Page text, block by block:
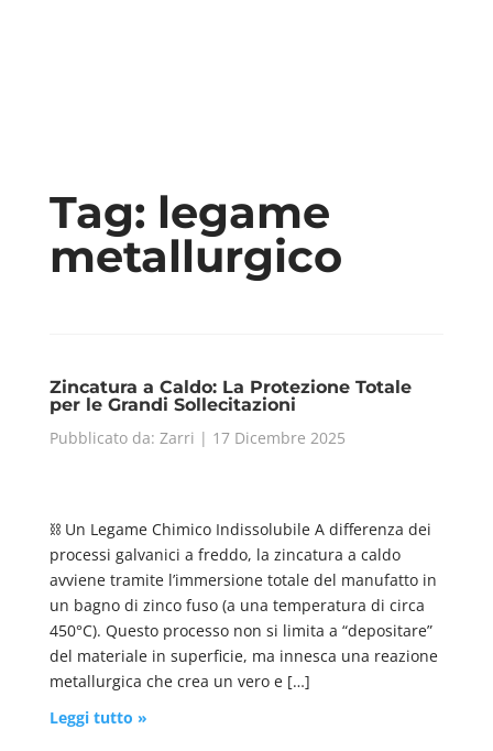
Tag: legame
metallurgico
Zincatura a Caldo: La Protezione Totale
per le Grandi Sollecitazioni
Pubblicato da: Zarri | 17 Dicembre 2025
⛓️ Un Legame Chimico Indissolubile A differenza dei
processi galvanici a freddo, la zincatura a caldo
avviene tramite l’immersione totale del manufatto in
un bagno di zinco fuso (a una temperatura di circa
450°C). Questo processo non si limita a “depositare”
del materiale in superficie, ma innesca una reazione
metallurgica che crea un vero e […]
Leggi tutto »